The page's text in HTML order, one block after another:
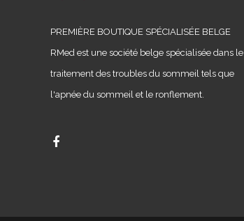
PREMIÈRE BOUTIQUE SPÉCIALISÉE BELGE
RMed est une société belge spécialisée dans le
traitement des troubles du sommeil tels que
l'apnée du sommeil et le ronflement.